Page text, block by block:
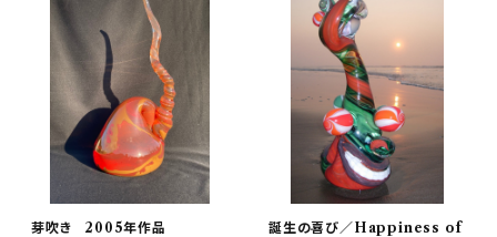
芽吹き 2005年作品
誕生の喜び／Happiness of